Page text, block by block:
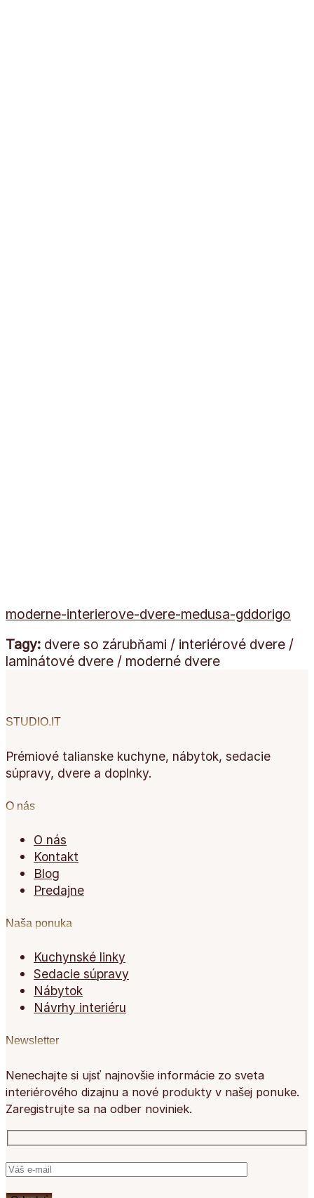
moderne-interierove-dvere-medusa-gddorigo
Tagy: dvere so zárubňami / interiérové dvere /
laminátové dvere / moderné dvere
STUDIO.IT
Prémiové talianske kuchyne, nábytok, sedacie
súpravy, dvere a doplnky.
O nás
O nás
Kontakt
Blog
Predajne
Naša ponuka
Kuchynské linky
Sedacie súpravy
Nábytok
Návrhy interiéru
Newsletter
Nenechajte si ujsť najnovšie informácie zo sveta
interiérového dizajnu a nové produkty v našej ponuke.
Zaregistrujte sa na odber noviniek.